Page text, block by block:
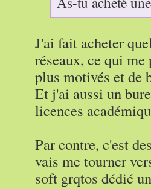
J'ai fait acheter
réseaux, ce qui
plus motivés et de
Et j'ai aussi un
licences
Par contre, c'est
vais me tourner
soft grqtos dédié